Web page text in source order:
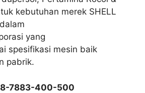
kebutuhan merek SHELL
yang
spesifikasi mesin baik
pabrik.
7883-400-500